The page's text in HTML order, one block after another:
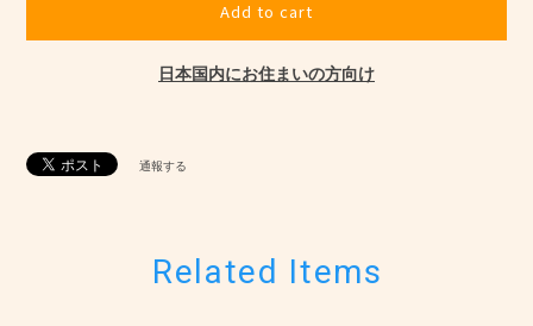
Add to cart
日本国内にお住まいの方向け
通報する
Related Items